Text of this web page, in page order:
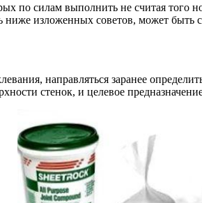
по силам выполнить не считая
ниже изложенных советов, может
направляться заранее
стенок, и целевое